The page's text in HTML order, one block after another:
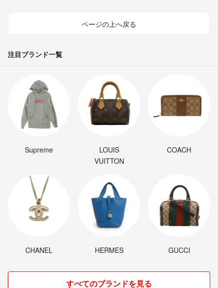
ページの上へ戻る
注目ブランド一覧
Supreme
LOUIS
VUITTON
COACH
CHANEL HERMES GUCCI
すべてのブランドを見る